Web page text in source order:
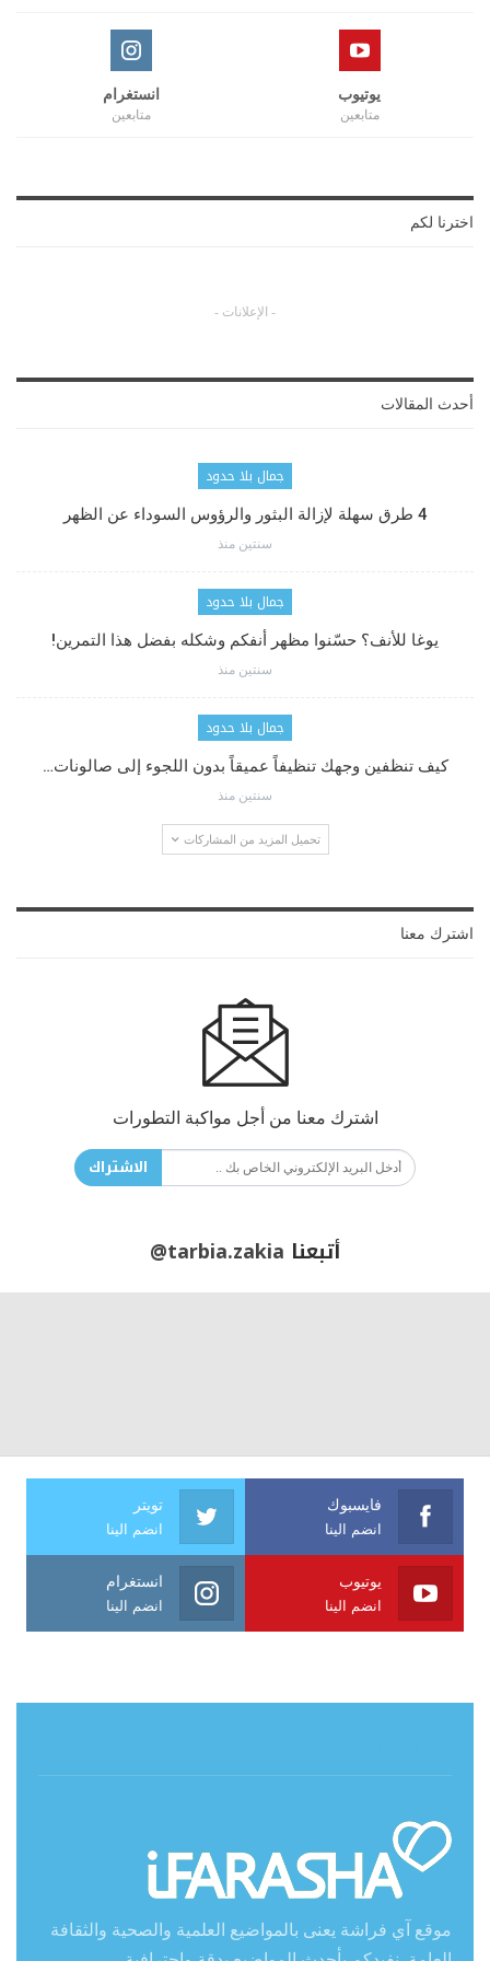
يوتيوب
متابعين
انستغرام
متابعين
اخترنا لكم
- الإعلانات -
أحدث المقالات
جمال بلا حدود
4 طرق سهلة لإزالة البثور والرؤوس السوداء عن الظهر
سنتين منذ
جمال بلا حدود
يوغا للأنف؟ حسّنوا مظهر أنفكم وشكله بفضل هذا التمرين!
سنتين منذ
جمال بلا حدود
كيف تنظفين وجهك تنظيفاً عميقاً بدون اللجوء إلى صالونات…
سنتين منذ
تحميل المزيد من المشاركات
اشترك معنا
اشترك معنا من أجل مواكبة التطورات
الاشتراك
أتبعنا @tarbia.zakia
فايسبوك
انضم الينا
تويتر
انضم الينا
يوتيوب
انضم الينا
انستغرام
انضم الينا
موقع آي فراشة يعنى بالمواضيع العلمية والصحية والثقافة